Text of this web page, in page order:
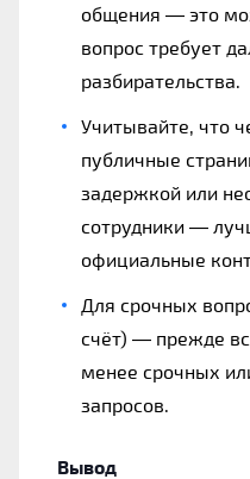
общения — это
вопрос требует
разбирательства.
Учитывайте, что
публичные
задержкой или
сотрудники —
официальные
Для срочных
счёт) — прежде
менее срочных
запросов.
Вывод